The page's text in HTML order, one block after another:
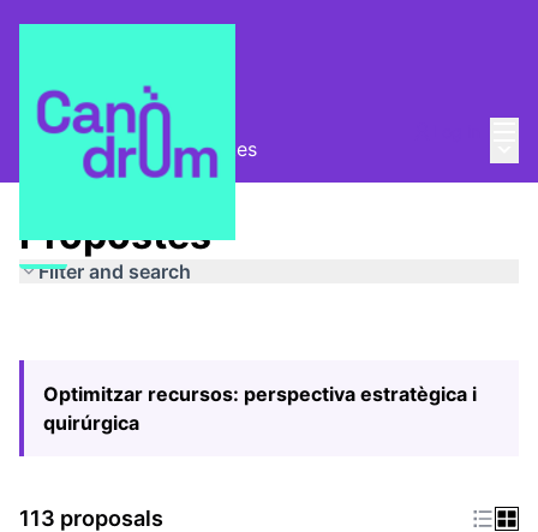
Pla Estratègic Propostes
Propostes
Filter and search
Optimitzar recursos: perspectiva estratègica i
quirúrgica
113 proposals